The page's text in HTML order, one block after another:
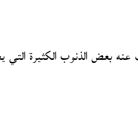
بعض الذنوب الكثيرة التي